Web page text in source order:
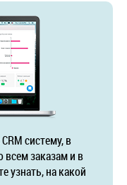
систему, в
всем заказам и в
узнать, на какой